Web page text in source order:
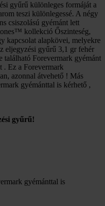
gyűrű különleges formáját a
teszi különlegessé. A négy
csiszolású gyémánt lett
kollekció Őszinteség,
kapcsolat alapkövei, melyekre
eljegyzési gyűrű 3,1 gr fehér
található Forevermark gyémánt
Ez a Forevermark
azonnal átvehető ! Más
gyémánttal is kérhető ,
gyűrű!
gyémánttal is